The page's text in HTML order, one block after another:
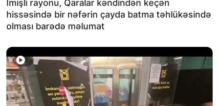
İmişli rayonu, Qaralar kəndindən keçən
hissəsində bir nəfərin çayda batma təhlükəsində
olması barədə məlumat